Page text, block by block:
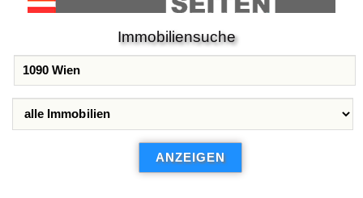
Immobiliensuche